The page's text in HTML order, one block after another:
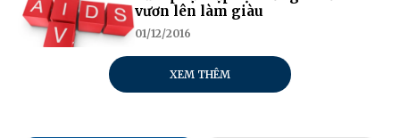
vươn lên làm giàu
01/12/2016
XEM THÊM